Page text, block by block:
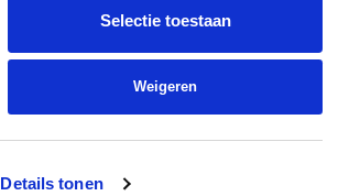
Details tonen
Selectie toestaan
Weigeren